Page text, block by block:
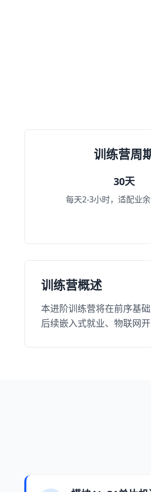
训练营周
30天
每天2-3小时，适配业
训练营概述
本进阶训练营将在前序基
后续嵌入式就业、物联网